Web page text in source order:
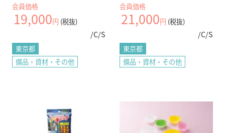
会員価格
19,000円 (税抜)
/C/S
東京都
備品・資材・その他
会員価格
21,000円 (税抜)
/C/S
東京都
備品・資材・その他